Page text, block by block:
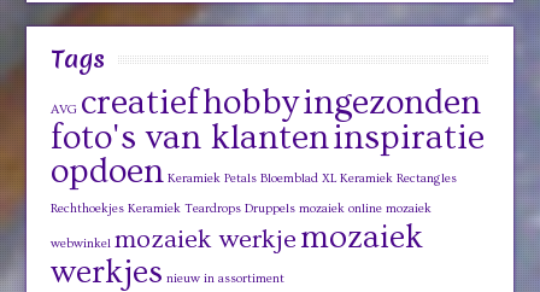
Tags
AVG creatiefhobbyingezonden
foto's van klanteninspiratie
opdoen Keramiek Petals Bloemblad XL Keramiek Rectangles
Rechthoekjes Keramiek Teardrops Druppels mozaiek online mozaiek
webwinkel mozaiek werkje mozaiek
werkjes nieuw in assortiment